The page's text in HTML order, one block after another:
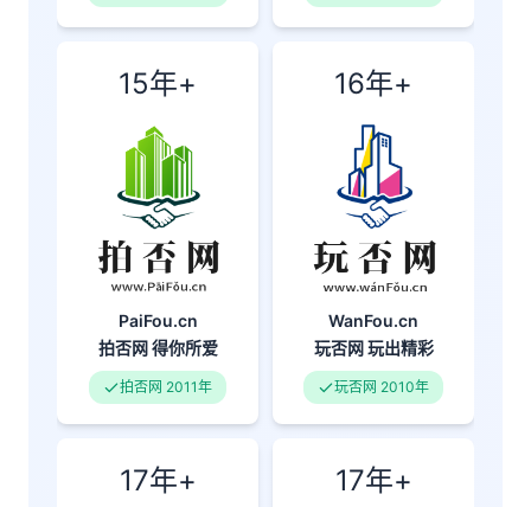
15年+
PaiFou.cn
拍否网得你所爱
拍否网 2011年
16年+
WanFou.cn
玩否网玩出精彩
玩否网 2010年
17年+ 17年+